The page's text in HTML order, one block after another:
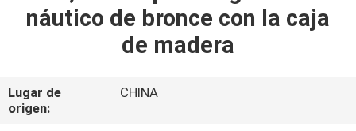
SOBRE
NOSOTROS
náutico de bronce con la caja
de madera
Lugar de
origen:
CHINA